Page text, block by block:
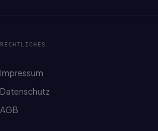
RECHTLICHES
Impressum
Datenschutz
AGB